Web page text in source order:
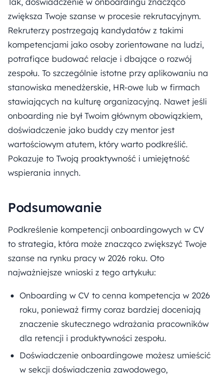
zwiększa Twoje szanse w procesie rekrutacyjnym.
Rekruterzy postrzegają kandydatów z takimi
kompetencjami jako osoby zorientowane na ludzi,
potrafiące budować relacje i dbające o rozwój
zespołu. To szczególnie istotne przy aplikowaniu na
stanowiska menedżerskie, HR-owe lub w firmach
stawiających na kulturę organizacyjną. Nawet jeśli
onboarding nie był Twoim głównym obowiązkiem,
doświadczenie jako buddy czy mentor jest
wartościowym atutem, który warto podkreślić.
Pokazuje to Twoją proaktywność i umiejętność
wspierania innych.
Podsumowanie
Podkreślenie kompetencji onboardingowych w CV
to strategia, która może znacząco zwiększyć Twoje
szanse na rynku pracy w 2026 roku. Oto
najważniejsze wnioski z tego artykułu:
Onboarding w CV to cenna kompetencja w 2026
roku, ponieważ firmy coraz bardziej doceniają
znaczenie skutecznego wdrażania pracowników
dla retencji i produktywności zespołu.
Doświadczenie onboardingowe możesz umieścić
w sekcji doświadczenia zawodowego,